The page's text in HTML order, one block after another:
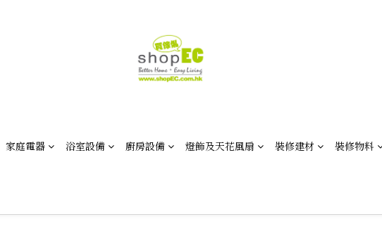
家庭電器 浴室設備 廚房設備 燈飾及天花風扇 裝修建材 裝修物料